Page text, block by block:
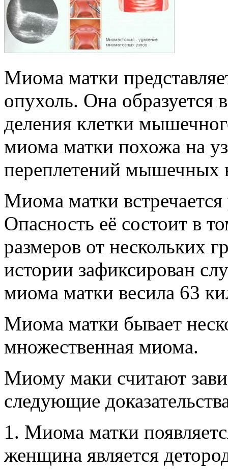
Миома матки
опухоль. Она образуется
деления клетки
миома матки похожа на
переплетений мышечных
Миома матки
Опасность её состоит в
размеров от нескольких
истории зафиксирован
миома матки весила 63
Миома матки бывает
множественная миома.
Миому маки считают
следующие
1. Миома матки
женщина является